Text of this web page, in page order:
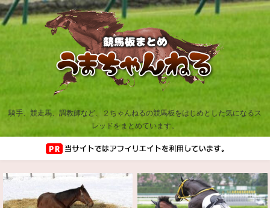
騎手、競走馬、調教師など、２ちゃんねるの競馬板をはじめとした気になるス
レッドをまとめています。